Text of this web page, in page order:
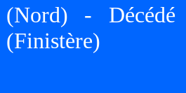
(Nord) -
(Finistère)